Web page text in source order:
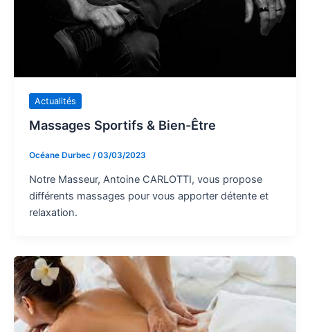
Actualités
Massages Sportifs & Bien-Être
Océane Durbec /03/03/2023
Notre Masseur, Antoine CARLOTTI, vous propose
différents massages pour vous apporter détente et
relaxation.